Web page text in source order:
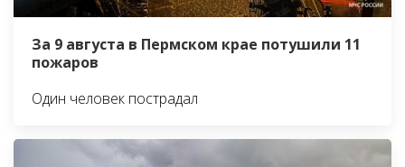
За 9 августа в Пермском крае потушили 11
пожаров
Один человек пострадал